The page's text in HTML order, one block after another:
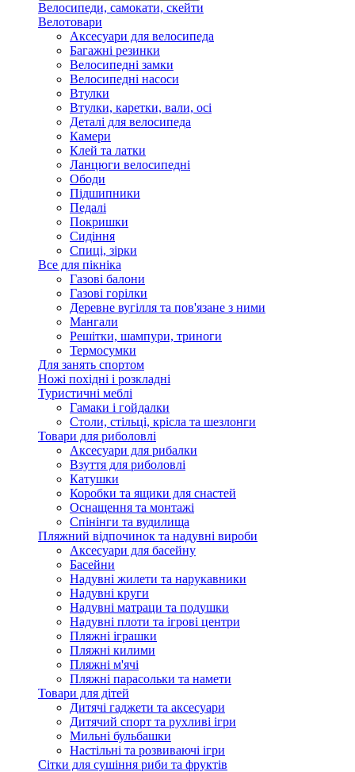
Велосипеди, самокати, скейти
Велотовари
Аксесуари для велосипеда
Багажні резинки
Велосипедні замки
Велосипедні насоси
Втулки
Втулки, каретки, вали, осі
Деталі для велосипеда
Камери
Клей та латки
Ланцюги велосипедні
Ободи
Підшипники
Педалі
Покришки
Сидіння
Спиці, зірки
Все для пікніка
Газові балони
Газові горілки
Деревне вугілля та пов'язане з ними
Мангали
Решітки, шампури, триноги
Термосумки
Для занять спортом
Ножі похідні і розкладні
Туристичні меблі
Гамаки і гойдалки
Столи, стільці, крісла та шезлонги
Товари для риболовлі
Аксесуари для рибалки
Взуття для риболовлі
Катушки
Коробки та ящики для снастей
Оснащення та монтажі
Спінінги та вудилища
Пляжний відпочинок та надувні вироби
Аксесуари для басейну
Басейни
Надувні жилети та нарукавники
Надувні круги
Надувні матраци та подушки
Надувні плоти та ігрові центри
Пляжні іграшки
Пляжні килими
Пляжні м'ячі
Пляжні парасольки та намети
Товари для дітей
Дитячі гаджети та аксесуари
Дитячий спорт та рухливі ігри
Мильні бульбашки
Настільні та розвиваючі ігри
Сітки для сушіння риби та фруктів